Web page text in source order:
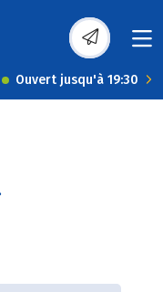
Ouvert jusqu'à 19:30